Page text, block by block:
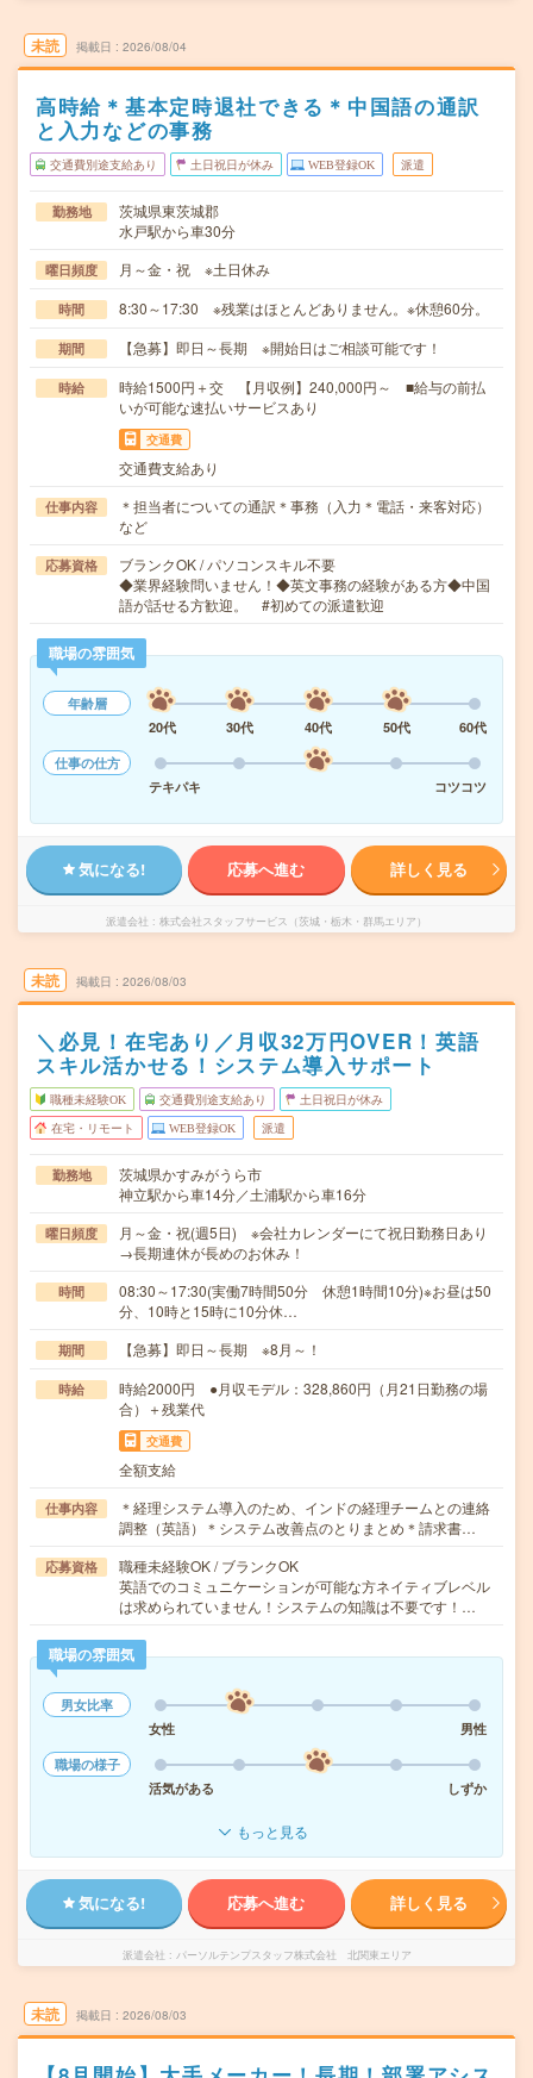
未読 掲載日 2026/08/04
高時給＊基本定時退社できる＊中国語の通訳
と入力などの事務
交通費別途支給あり 土日祝日が休み WEB登録OK 派遣
勤務地
茨城県東茨城郡
水戸駅から車30分
曜日頻度 月～金・祝 ※土日休み
時間 8:30～17:30 ※残業はほとんどありません。※休憩60分。
期間 【急募】即日～長期 ※開始日はご相談可能です！
時給
時給1500円＋交 【月収例】240,000円～ ■給与の前払
いが可能な速払いサービスあり
交通費
交通費支給あり
仕事内容
＊担当者についての通訳＊事務（入力＊電話・来客対応）
など
応募資格
ブランクOK / パソコンスキル不要
◆業界経験問いません！◆英文事務の経験がある方◆中国
語が話せる方歓迎。 #初めての派遣歓迎
職場の雰囲気
年齢層
20代
30代 40代 50代
60代
仕事の仕方
テキパキ
コツコツ
気になる! 応募へ進む 詳しく見る
派遣会社 株式会社スタッフサービス（茨城・栃木・群馬エリア）
未読 掲載日 2026/08/03
＼必見！在宅あり／月収32万円OVER！英語
スキル活かせる！システム導入サポート
職種未経験OK 交通費別途支給あり 土日祝日が休み
在宅・リモート WEB登録OK 派遣
勤務地
茨城県かすみがうら市
神立駅から車14分／土浦駅から車16分
曜日頻度
月～金・祝(週5日) ※会社カレンダーにて祝日勤務日あり
→長期連休が長めのお休み！
時間
08:30～17:30(実働7時間50分 休憩1時間10分)※お昼は50
分、10時と15時に10分休…
期間 【急募】即日～長期 ※8月～！
時給
時給2000円 ●月収モデル：328,860円（月21日勤務の場
合）＋残業代
交通費
全額支給
仕事内容
＊経理システム導入のため、インドの経理チームとの連絡
調整（英語）＊システム改善点のとりまとめ＊請求書…
応募資格
職種未経験OK / ブランクOK
英語でのコミュニケーションが可能な方ネイティブレベル
は求められていません！システムの知識は不要です！…
職場の雰囲気
男女比率
女性
男性
職場の様子
活気がある
しずか
もっと見る
気になる! 応募へ進む 詳しく見る
派遣会社 パーソルテンプスタッフ株式会社 北関東エリア
未読 掲載日 2026/08/03